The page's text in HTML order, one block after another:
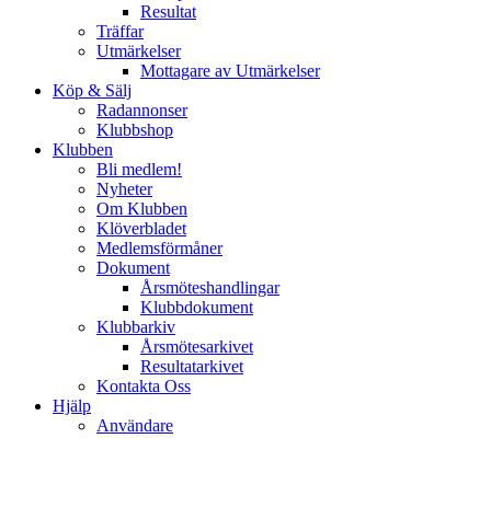
Resultat
Träffar
Utmärkelser
Mottagare av Utmärkelser
Köp & Sälj
Radannonser
Klubbshop
Klubben
Bli medlem!
Nyheter
Om Klubben
Klöverbladet
Medlemsförmåner
Dokument
Årsmöteshandlingar
Klubbdokument
Klubbarkiv
Årsmötesarkivet
Resultatarkivet
Kontakta Oss
Hjälp
Användare